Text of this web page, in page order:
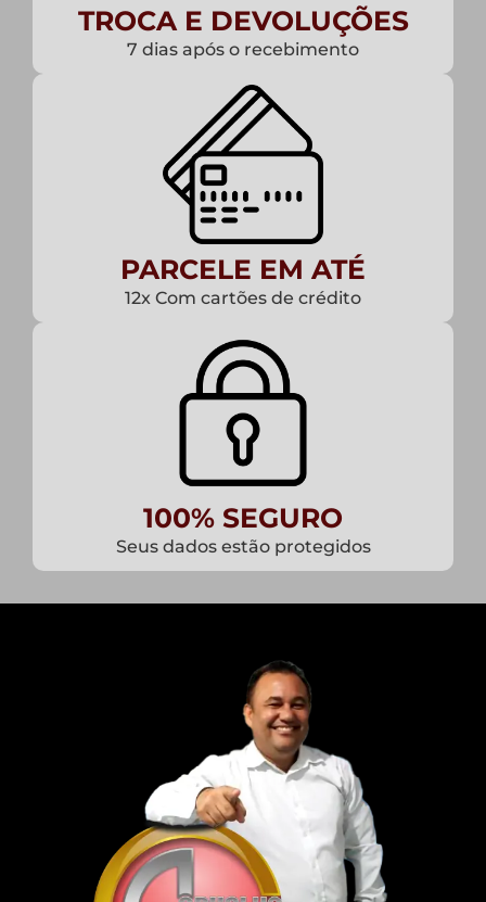
TROCA E DEVOLUÇÕES
7 dias após o recebimento
PARCELE EM ATÉ
12x Com cartões de crédito
100% SEGURO
Seus dados estão protegidos